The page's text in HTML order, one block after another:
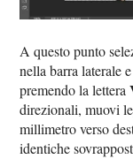
A questo punto
nella barra laterale
premendo la lettera
direzionali, muovi
millimetro verso
identiche